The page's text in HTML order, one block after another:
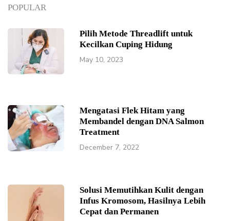
POPULAR
Pilih Metode Threadlift untuk
Kecilkan Cuping Hidung
May 10, 2023
Mengatasi Flek Hitam yang
Membandel dengan DNA Salmon
Treatment
December 7, 2022
Solusi Memutihkan Kulit dengan
Infus Kromosom, Hasilnya Lebih
Cepat dan Permanen